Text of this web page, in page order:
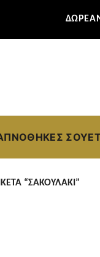
ΣΟΥΈΤ
“ΣΑΚΟΥΛΆΚΙ”